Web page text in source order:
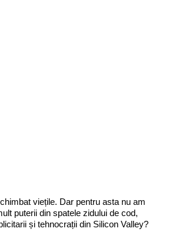
viețile. Dar pentru asta nu am
puterii din spatele zidului de cod,
și tehnocrații din Silicon Valley?